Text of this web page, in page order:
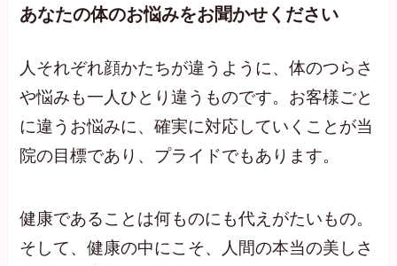
あなたの体のお悩みをお聞かせください
人それぞれ顔かたちが違うように、体のつらさ
や悩みも一人ひとり違うものです。お客様ごと
に違うお悩みに、確実に対応していくことが当
院の目標であり、プライドでもあります。
健康であることは何ものにも代えがたいもの。
そして、健康の中にこそ、人間の本当の美しさ